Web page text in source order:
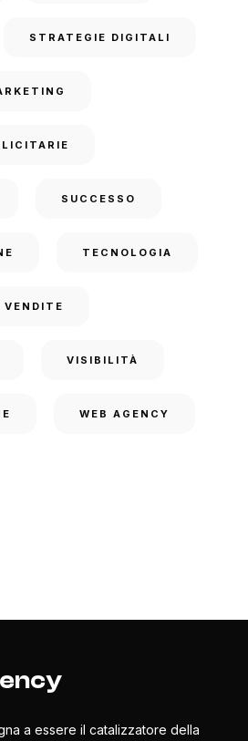
STRATEGIE DIGITALI
SUCCESSO
TECNOLOGIA
VENDITE
VISIBILITÀ
WEB AGENCY
a essere il catalizzatore della